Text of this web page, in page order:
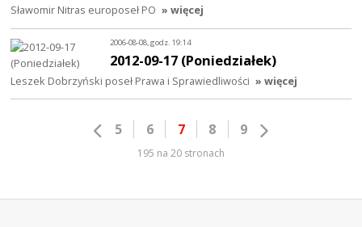
Sławomir Nitras europoseł PO » więcej
2006-08-08, godz. 19:14
2012-09-17 (Poniedziałek)
Leszek Dobrzyński poseł Prawa i Sprawiedliwości » więcej
5 6 7 8 9
195 na 20 stronach